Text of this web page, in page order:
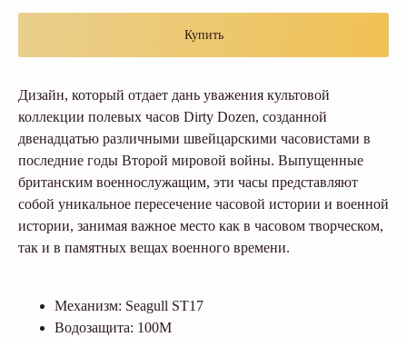
Купить
Дизайн, который отдает дань уважения культовой
коллекции полевых часов Dirty Dozen, созданной
двенадцатью различными швейцарскими часовистами в
последние годы Второй мировой войны. Выпущенные
британским военнослужащим, эти часы представляют
собой уникальное пересечение часовой истории и военной
истории, занимая важное место как в часовом творческом,
так и в памятных вещах военного времени.
Механизм: Seagull ST17
Водозащита: 100M